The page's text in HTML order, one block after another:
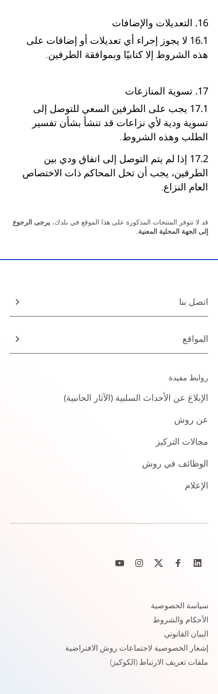
16. التعديلات والإضافات
16.1 لا يجوز إجراء أي تعديلات أو إضافات على
هذه الشروط إلا كتابيًا وبموافقة الطرفين.
17. تسوية المنازعات
17.1 يجب على الطرفين السعي للتوصل إلى
تسوية ودية لأي نزاعات قد تنشأ بشأن تفسير
الطلب وهذه الشروط.
17.2 إذا لم يتم التوصل إلى اتفاق ودي بين
الطرفين، يجب أن تحل المحاكم ذات الاختصاص
العام النزاع.
قد لا تتوفر المنتجات المذكورة على هذا الموقع في بلدك، يرجى الرجوع
إلى الجهة المحلية المعنية.
اتصل بنا
المواقع
روابط مفيدة
الإبلاغ عن الأحداث السلبية (الآثار الجانبية)
عن روش
مجالات التركيز
الوظائف في روش
الإعلام
سياسة الخصوصية
الأحكام والشروط
البيان القانوني
إشعار الخصوصية لاجتماعات روش الافتراضية
ملفات تعريف الارتباط (الكوكيز)